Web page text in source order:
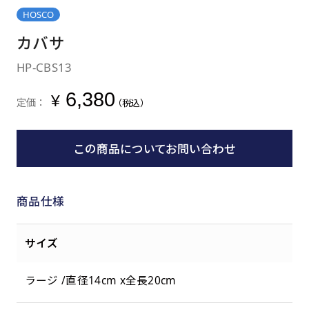
HOSCO
カバサ
HP-CBS13
定価： ¥6,380（税込）
この商品についてお問い合わせ
商品仕様
サイズ
ラージ /直径14cm x全長20cm